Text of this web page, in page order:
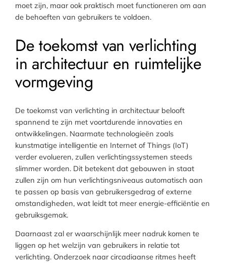
moet zijn, maar ook praktisch moet functioneren om aan
de behoeften van gebruikers te voldoen.
De toekomst van verlichting
in architectuur en ruimtelijke
vormgeving
De toekomst van verlichting in architectuur belooft
spannend te zijn met voortdurende innovaties en
ontwikkelingen. Naarmate technologieën zoals
kunstmatige intelligentie en Internet of Things (IoT)
verder evolueren, zullen verlichtingssystemen steeds
slimmer worden. Dit betekent dat gebouwen in staat
zullen zijn om hun verlichtingsniveaus automatisch aan
te passen op basis van gebruikersgedrag of externe
omstandigheden, wat leidt tot meer energie-efficiëntie en
gebruiksgemak.
Daarnaast zal er waarschijnlijk meer nadruk komen te
liggen op het welzijn van gebruikers in relatie tot
verlichting. Onderzoek naar circadiaanse ritmes heeft